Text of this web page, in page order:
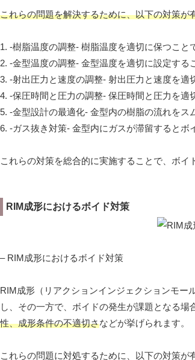
これらの問題を解決するために、以下の対策が
1. -樹脂温度の調整- 樹脂温度を適切に保つこと
2. -金型温度の調整- 金型温度を適切に設定する
3. -射出圧力と速度の調整- 射出圧力と速度を適
4. -保圧時間と圧力の調整- 保圧時間と圧力を適
5. -金型設計の最適化- 金型内の樹脂の流れをス
6. -ガス抜き対策- 金型内にガスが滞留するとボ
これらの対策を総合的に実施することで、ボイ
RIM成形におけるボイド対策
– RIM成形におけるボイド対策
RIM成形（リアクションインジェクションモー
し、その一方で、ボイドの発生が課題となる場
性、成形条件の不適切さなどが挙げられます。
これらの問題に対処するために、以下の対策が